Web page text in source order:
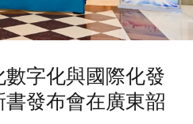
字化與國際化發
發布會在廣東韶